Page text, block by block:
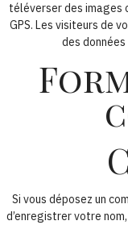
téléverser des images
GPS. Les visiteurs de
des
Si vous déposez un
d’enregistrer votre